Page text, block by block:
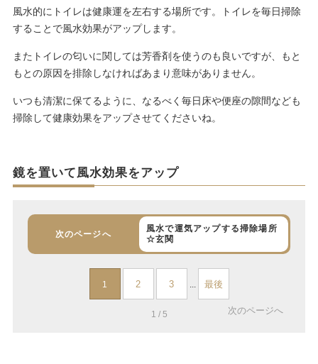
風水的にトイレは健康運を左右する場所です。トイレを毎日掃除
することで風水効果がアップします。
またトイレの匂いに関しては芳香剤を使うのも良いですが、もと
もとの原因を排除しなければあまり意味がありません。
いつも清潔に保てるように、なるべく毎日床や便座の隙間なども
掃除して健康効果をアップさせてくださいね。
鏡を置いて風水効果をアップ
次のページへ
風水で運気アップする掃除場所
☆玄関
1 2 3 最後
1 / 5 次のページへ